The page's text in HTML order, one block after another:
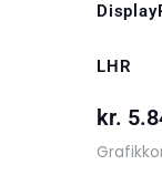
LHR
kr.